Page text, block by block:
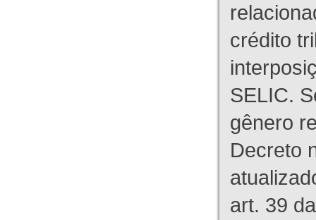
crédito
SELIC.
gênero
Decreto
art. 39